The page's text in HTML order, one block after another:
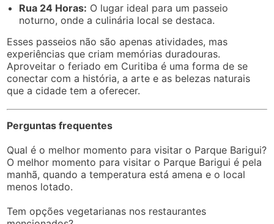
Rua 24 Horas: O lugar ideal para um passeio
noturno, onde a culinária local se destaca.
Esses passeios não são apenas atividades, mas
experiências que criam memórias duradouras.
Aproveitar o feriado em Curitiba é uma forma de se
conectar com a história, a arte e as belezas naturais
que a cidade tem a oferecer.
Perguntas frequentes
Qual é o melhor momento para visitar o Parque Barigui?
O melhor momento para visitar o Parque Barigui é pela
manhã, quando a temperatura está amena e o local
menos lotado.
Tem opções vegetarianas nos restaurantes